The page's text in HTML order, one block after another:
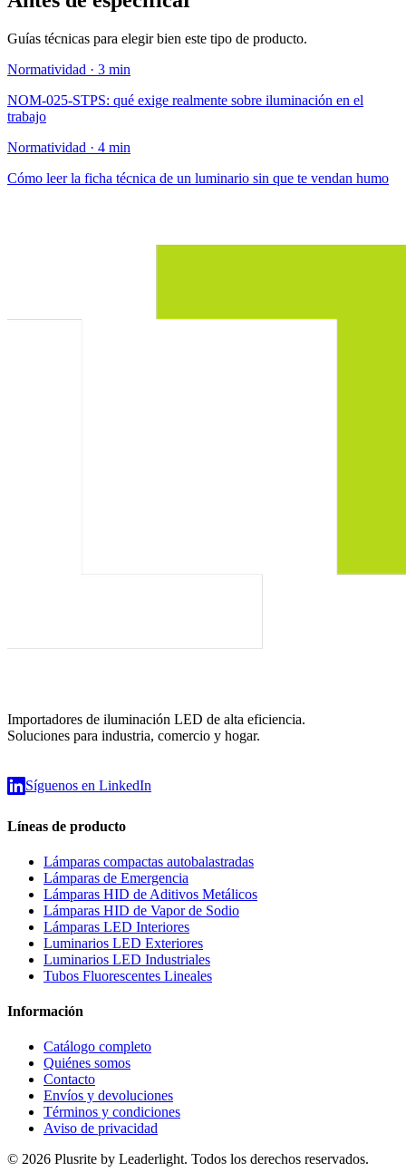
Guías técnicas para elegir bien este tipo de producto.
Normatividad · 3 min
NOM-025-STPS: qué exige realmente sobre iluminación en el
trabajo
Normatividad · 4 min
Cómo leer la ficha técnica de un luminario sin que te vendan humo
Importadores de iluminación LED de alta eficiencia.
Soluciones para industria, comercio y hogar.
Síguenos en LinkedIn
Líneas de producto
Lámparas compactas autobalastradas
Lámparas de Emergencia
Lámparas HID de Aditivos Metálicos
Lámparas HID de Vapor de Sodio
Lámparas LED Interiores
Luminarios LED Exteriores
Luminarios LED Industriales
Tubos Fluorescentes Lineales
Información
Catálogo completo
Quiénes somos
Contacto
Envíos y devoluciones
Términos y condiciones
Aviso de privacidad
© 2026 Plusrite by Leaderlight. Todos los derechos reservados.